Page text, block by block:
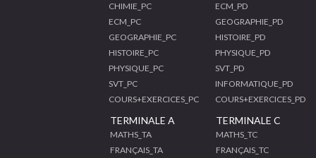
CHIMIE_PC
ECM_PC
GEOGRAPHIE_PC
HISTOIRE_PC
PHYSIQUE_PC
SVT_PC
COURS+EXERCICES_PC
ECM_PD
GEOGRAPHIE_PD
HISTOIRE_PD
PHYSIQUE_PD
SVT_PD
INFORMATIQUE_PD
COURS+EXERCICES_PD
TERMINALE A
MATHS_TA
FRANÇAIS_TA
TERMINALE C
MATHS_TC
FRANÇAIS_TC